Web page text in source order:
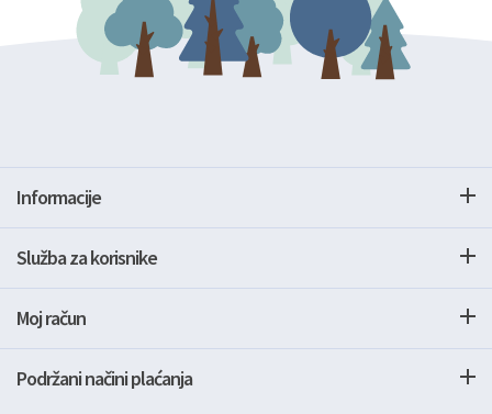
Informacije
Služba za korisnike
Moj račun
Podržani načini plaćanja